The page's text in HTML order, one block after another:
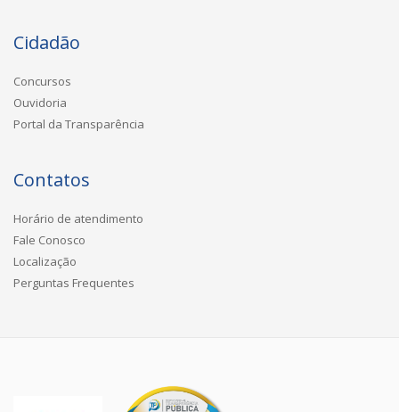
Cidadão
Concursos
Ouvidoria
Portal da Transparência
Contatos
Horário de atendimento
Fale Conosco
Localização
Perguntas Frequentes